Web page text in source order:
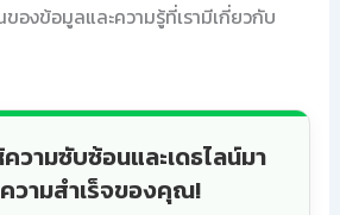
งข้อมูลและความรู้ที่เรามีเกี่ยวกับ
วามซับซ้อนและเดธไลน์มา
วามสำเร็จของคุณ!